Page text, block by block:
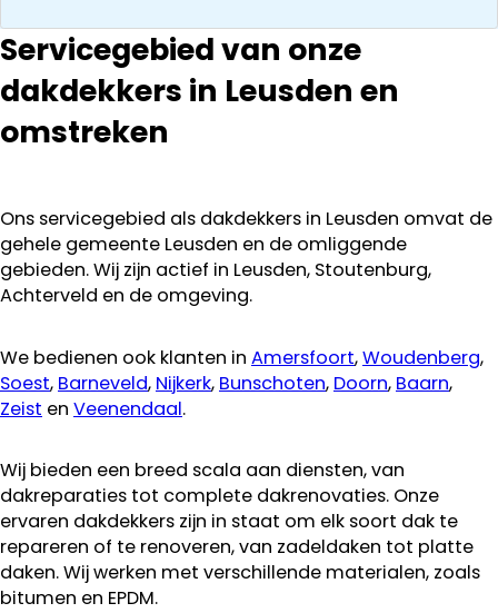
kan ze
Servicegebied van onze
dakdekkers in Leusden en
omstreken
Ons servicegebied als dakdekkers in Leusden omvat de
gehele gemeente Leusden en de omliggende
gebieden. Wij zijn actief in Leusden, Stoutenburg,
Achterveld en de omgeving.
We bedienen ook klanten in Amersfoort,Woudenberg,
Soest, Barneveld, Nijkerk, Bunschoten, Doorn, Baarn,
Zeist en Veenendaal.
Wij bieden een breed scala aan diensten, van
dakreparaties tot complete dakrenovaties. Onze
ervaren dakdekkers zijn in staat om elk soort dak te
repareren of te renoveren, van zadeldaken tot platte
daken. Wij werken met verschillende materialen, zoals
bitumen en EPDM.